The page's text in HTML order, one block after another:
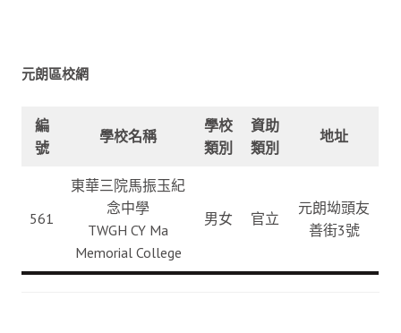
元朗區校網
編
號
學校名稱
學校
類別
資助
類別
地址
561
東華三院馬振玉紀
念中學
TWGH CY Ma
Memorial College
男女 官立
元朗坳頭友
善街3號